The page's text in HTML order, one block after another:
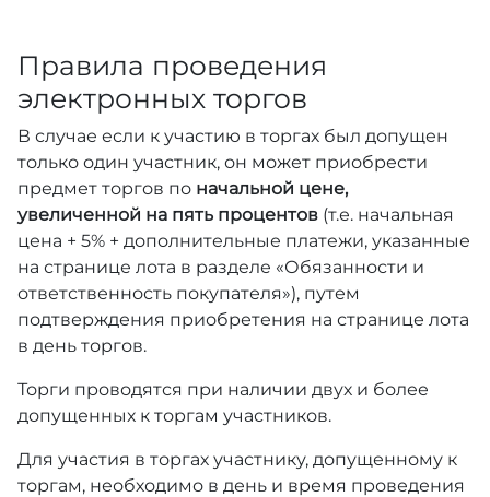
Правила проведения
электронных торгов
В случае если к участию в торгах был допущен
только один участник, он может приобрести
предмет торгов по начальной цене,
увеличенной на пять процентов (т.е. начальная
цена + 5% + дополнительные платежи, указанные
на странице лота в разделе «Обязанности и
ответственность покупателя»), путем
подтверждения приобретения на странице лота
в день торгов.
Торги проводятся при наличии двух и более
допущенных к торгам участников.
Для участия в торгах участнику, допущенному к
торгам, необходимо в день и время проведения